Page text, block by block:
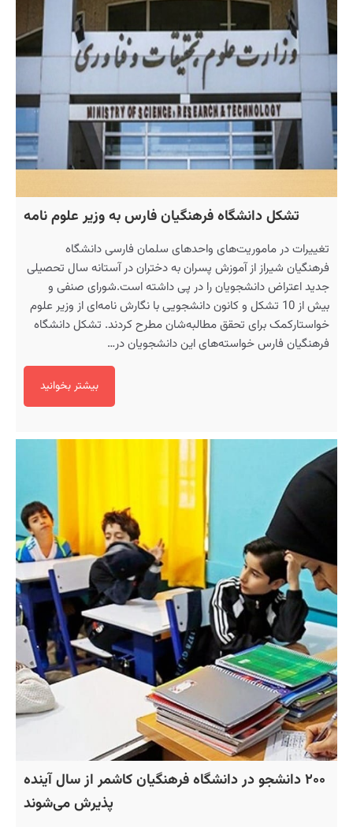
تشکل دانشگاه فرهنگیان فارس به وزیر علوم نامه
تغییرات در ماموریت‌های واحدهای سلمان فارسی دانشگاه
فرهنگیان شیراز از آموزش پسران به دختران در آستانه سال تحصیلی
جدید اعتراض دانشجویان را در پی داشته است.شورای صنفی و
بیش از 10 تشکل و کانون دانشجویی با نگارش نامه‌ای از وزیر علوم
خواستارکمک برای تحقق مطالبه‌شان مطرح کردند. تشکل دانشگاه
فرهنگیان فارس خواسته‌های این دانشجویان در…
بیشتر بخوانید
۲۰۰ دانشجو در دانشگاه فرهنگیان کاشمر از سال آینده
پذیرش می‌شوند